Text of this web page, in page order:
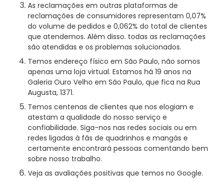
As reclamações em outras plataformas de
reclamações de consumidores representam 0,07%
do volume de pedidos e 0,062% do total de clientes
que atendemos. Além disso. todas as reclamações
são atendidas e os problemas solucionados.
Temos endereço físico em São Paulo, não somos
apenas uma loja virtual. Estamos há 19 anos na
Galeria Ouro Velho em São Paulo, que fica na Rua
Augusta, 1371.
Temos centenas de clientes que nos elogiam e
atestam a qualidade do nosso serviço e
confiabilidade. Siga-nos nas redes sociais ou em
redes ligadas à fãs de quadrinhos e mangás e
certamente encontrará pessoas comentando bem
sobre nosso trabalho.
Veja as avaliações positivas que temos no Google.